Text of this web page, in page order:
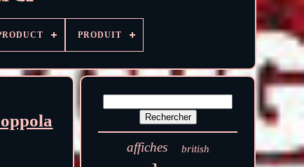
PRODUIT
affiches british